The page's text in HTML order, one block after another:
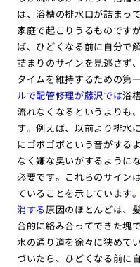
は、浴槽の排水口が詰まっ
家庭で起こりうるものです
ば、ひどくなる前に自分で
詰まりのサインを見逃さず
タイムを維持するための第
ルで配管修理が藤沢では浴
流れなくなるというよりも
す。例えば、以前より排水
にゴボゴボという音がする
なく嫌な臭いがするように
必要です。これらのサイン
ていることを示しています
消する原因のほとんどは、
合的に絡み合ってできた塊
水の通り道を徐々に狭めて
づいたら、ひどくなる前に